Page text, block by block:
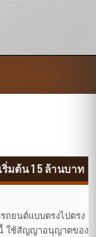
ริ่มต้น 1 5 ล้านบาท
ถยนต์แบบตรงไปตรง
ใช้สัญญาอนุญาตของ